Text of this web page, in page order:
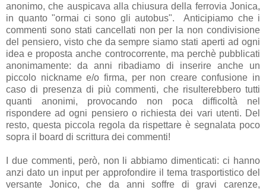
anonimo, che auspicava alla chiusura della ferrovia Jonica,
in quanto "ormai ci sono gli autobus". Anticipiamo che i
commenti sono stati cancellati non per la non condivisione
del pensiero, visto che da sempre siamo stati aperti ad ogni
idea e proposta anche controcorrente, ma perchè pubblicati
anonimamente: da anni ribadiamo di inserire anche un
piccolo nickname e/o firma, per non creare confusione in
caso di presenza di più commenti, che risulterebbero tutti
quanti anonimi, provocando non poca difficoltà nel
rispondere ad ogni pensiero o richiesta dei vari utenti. Del
resto, questa piccola regola da rispettare è segnalata poco
sopra il board di scrittura dei commenti!
I due commenti, però, non li abbiamo dimenticati: ci hanno
anzi dato un input per approfondire il tema trasportistico del
versante Jonico, che da anni soffre di gravi carenze,